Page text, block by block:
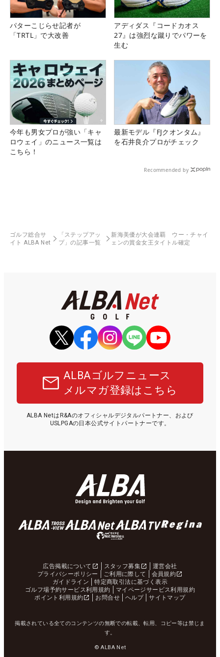
パターこじらせ記者が
「TRTL」で大改善
アディダス『コードカオス
27』は強烈な蹴りでパワーを
生む
今年も男女プロが強い「キャ
ロウェイ」のニュース一覧は
こちら！
最新モデル『FJクオンタム』
を石井良介プロがチェック
Recommended by
ゴルフ総合サ
イト ALBA Net
「ステップアッ
プ」の記事一覧
新海美優が大会連覇 ウー・チャイ
ェンの賞金女王タイトル確定
ALBAゴルフニュース
メルマガ登録はこちら
ALBA NetはR&Aのオフィシャルデジタルパートナー、および
USLPGAの日本公式サイトパートナーです。
広告掲載について スタッフ募集
運営会社
プライバシーポリシー
ご利用に際して
会員規約
ガイドライン
特定商取引法に基づく表示
ゴルフ場予約サービス利用規約
マイページサービス利用規約
ポイント利用規約
お問合せ ヘルプ サイトマップ
掲載されている全てのコンテンツの無断での転載、転用、コピー等は禁じま
す。
© ALBA Net